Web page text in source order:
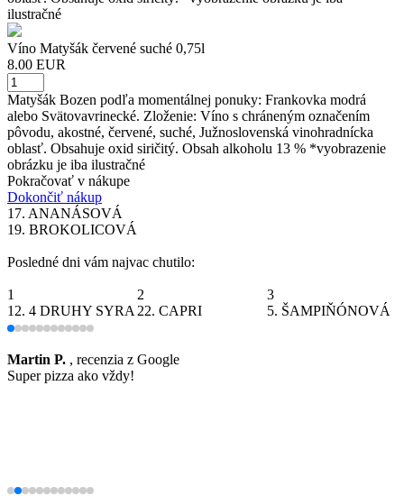
ilustračné
Víno Matyšák červené suché 0,75l
8.00 EUR
Matyšák Bozen podľa momentálnej ponuky: Frankovka modrá
alebo Svätovavrinecké. Zloženie: Víno s chráneným označením
pôvodu, akostné, červené, suché, Južnoslovenská vinohradnícka
oblasť. Obsahuje oxid siričitý. Obsah alkoholu 13 % *vyobrazenie
obrázku je iba ilustračné
Pokračovať v nákupe
Dokončiť nákup
17. ANANÁSOVÁ
19. BROKOLICOVÁ
Posledné dni vám najvac chutilo:
1
12. 4 DRUHY SYRA
2
22. CAPRI
3
5. ŠAMPIŇÓNOVÁ
Martin P. , recenzia z Google
Super pizza ako vždy!